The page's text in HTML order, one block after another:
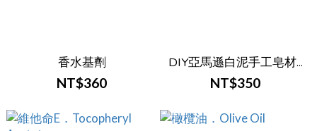
香水基劑
NT$360
DIY亞馬遜白泥手工皂材...
NT$350